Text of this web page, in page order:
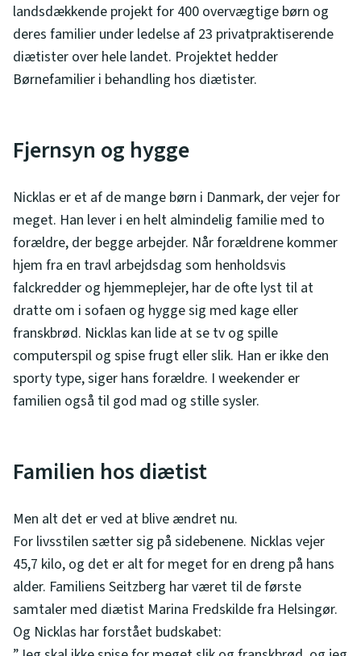
landsdækkende projekt for 400 overvægtige børn og
deres familier under ledelse af 23 privatpraktiserende
diætister over hele landet. Projektet hedder
Børnefamilier i behandling hos diætister.
Fjernsyn og hygge
Nicklas er et af de mange børn i Danmark, der vejer for
meget. Han lever i en helt almindelig familie med to
forældre, der begge arbejder. Når forældrene kommer
hjem fra en travl arbejdsdag som henholdsvis
falckredder og hjemmeplejer, har de ofte lyst til at
dratte om i sofaen og hygge sig med kage eller
franskbrød. Nicklas kan lide at se tv og spille
computerspil og spise frugt eller slik. Han er ikke den
sporty type, siger hans forældre. I weekender er
familien også til god mad og stille sysler.
Familien hos diætist
Men alt det er ved at blive ændret nu.
For livsstilen sætter sig på sidebenene. Nicklas vejer
45,7 kilo, og det er alt for meget for en dreng på hans
alder. Familiens Seitzberg har været til de første
samtaler med diætist Marina Fredskilde fra Helsingør.
Og Nicklas har forstået budskabet: